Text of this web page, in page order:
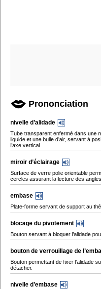
Prononciation
nivelle d’alidade
Tube transparent enfermé dans une
liquide et une bulle d’air, servant à
l’axe vertical.
miroir d’éclairage
Surface de verre polie orientable
cercles assurant la lecture des angles.
embase
Plate-forme servant de support au
blocage du pivotement
Bouton servant à bloquer l’alidade
bouton de verrouillage de
Bouton permettant de fixer l’alidade
détacher.
nivelle d’embase